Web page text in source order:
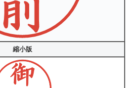
縮小版